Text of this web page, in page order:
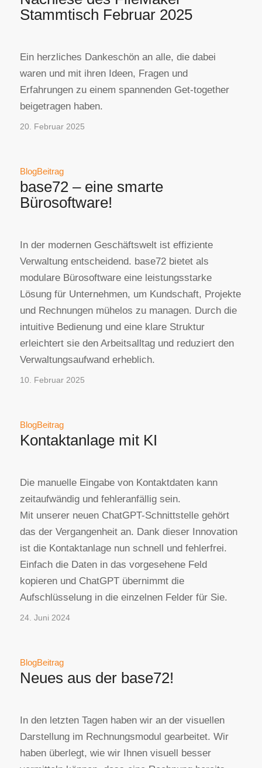
Stammtisch Februar 2025
Ein herzliches Dankeschön an alle, die dabei
waren und mit ihren Ideen, Fragen und
Erfahrungen zu einem spannenden Get-together
beigetragen haben.
20. Februar 2025
BlogBeitrag
base72 – eine smarte
Bürosoftware!
In der modernen Geschäftswelt ist effiziente
Verwaltung entscheidend. base72 bietet als
modulare Bürosoftware eine leistungsstarke
Lösung für Unternehmen, um Kundschaft, Projekte
und Rechnungen mühelos zu managen. Durch die
intuitive Bedienung und eine klare Struktur
erleichtert sie den Arbeitsalltag und reduziert den
Verwaltungsaufwand erheblich.
10. Februar 2025
BlogBeitrag
Kontaktanlage mit KI
Die manuelle Eingabe von Kontaktdaten kann
zeitaufwändig und fehleranfällig sein.
Mit unserer neuen ChatGPT-Schnittstelle gehört
das der Vergangenheit an. Dank dieser Innovation
ist die Kontaktanlage nun schnell und fehlerfrei.
Einfach die Daten in das vorgesehene Feld
kopieren und ChatGPT übernimmt die
Aufschlüsselung in die einzelnen Felder für Sie.
24. Juni 2024
BlogBeitrag
Neues aus der base72!
In den letzten Tagen haben wir an der visuellen
Darstellung im Rechnungsmodul gearbeitet. Wir
haben überlegt, wie wir Ihnen visuell besser